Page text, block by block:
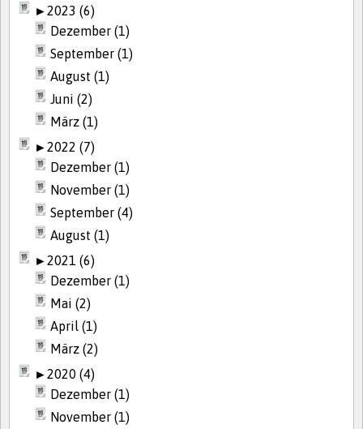
►2023 (6)
Dezember (1)
September (1)
August (1)
Juni (2)
März (1)
►2022 (7)
Dezember (1)
November (1)
September (4)
August (1)
►2021 (6)
Dezember (1)
Mai (2)
April (1)
März (2)
►2020 (4)
Dezember (1)
November (1)